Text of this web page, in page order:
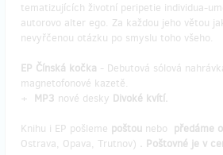
tematizujících životní peripetie individua-
autorovo alter ego. Za každou jeho větou
nevyřčenou otázku po smyslu toho všeho.
EP Čínská kočka - Debutová sólová
magnetofonové kazetě.
+ MP3 nové desky Divoké kvítí.
Knihu i EP pošleme poštou nebo předáme
Ostrava, Opava, Trutnov) . Poštovné je v